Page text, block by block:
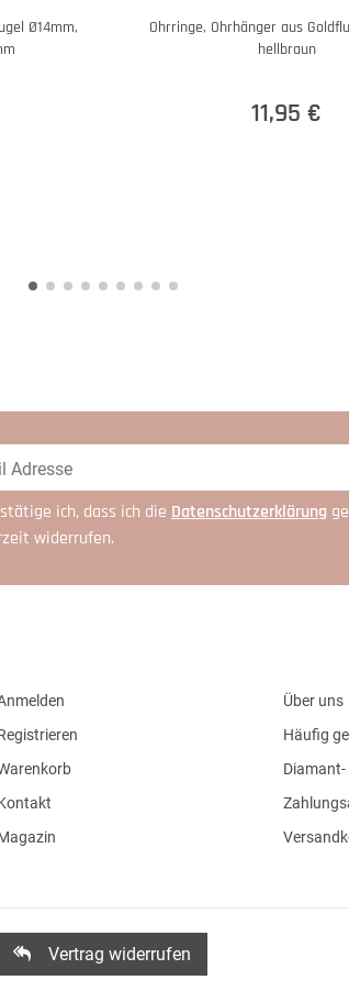
Ø14mm,
Ohrringe, Ohrhänger aus
hellbraun
11,95 €
ich, dass ich die Daten­schutz­erklärung
widerrufen.
Über uns
Häufig
Vertrag widerrufen